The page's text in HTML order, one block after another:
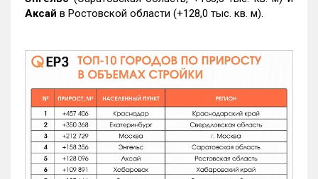
Аксай в Ростовской области (+128,0 тыс. кв. м).